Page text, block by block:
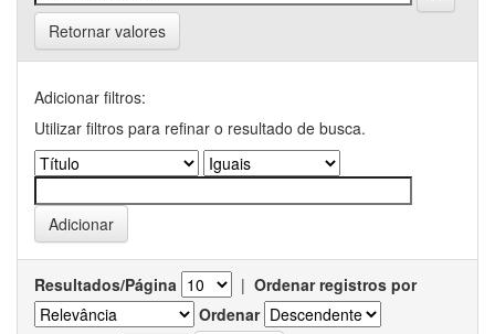
Retornar valores
Adicionar filtros:
Utilizar filtros para refinar o resultado de busca.
Resultados/Página | Ordenar registros por
Ordenar